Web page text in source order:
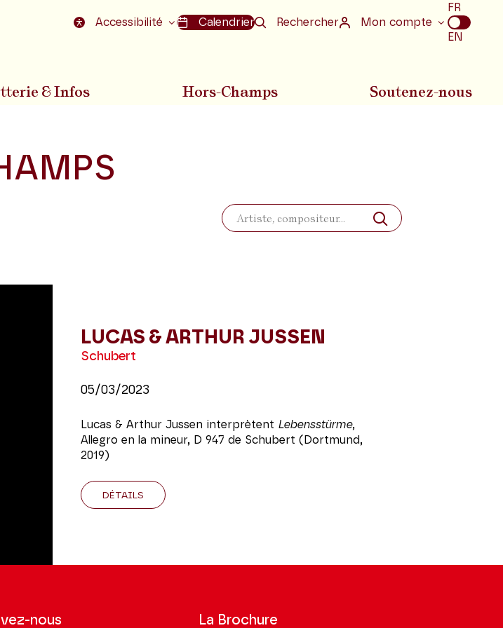
de la page Accessibilité Calendrier Rechercher Mon compte
Choix
de
la
FR
EN
& Infos Hors-Champs Soutenez-nous
Rechercher
LUCAS & ARTHUR JUSSEN
Schubert
05/03/2023
Lucas & Arthur Jussen interprètent Lebensstürme,
Allegro en la mineur, D 947 de Schubert (Dortmund,
2019)
DÉTAILS
nous La Brochure